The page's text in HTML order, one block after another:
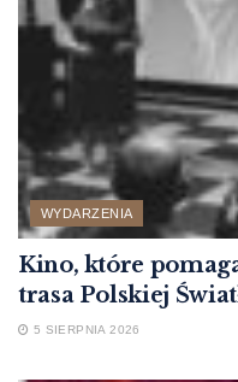
WYDARZENIA
Kino, które
trasa Polskiej
5 SIERPNIA 2026